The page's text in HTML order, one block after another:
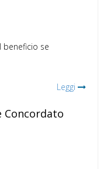
beneficio se
Leggi
Concordato